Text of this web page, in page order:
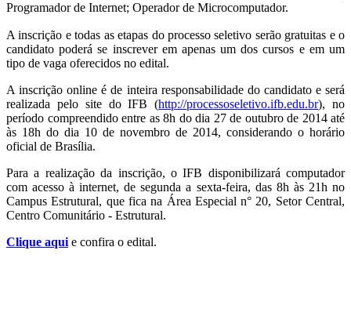
Programador de Internet; Operador de Microcomputador.
A inscrição e todas as etapas do processo seletivo serão gratuitas e o
candidato poderá se inscrever em apenas um dos cursos e em um
tipo de vaga oferecidos no edital.
A inscrição online é de inteira responsabilidade do candidato e será
realizada pelo site do IFB (http://processoseletivo.ifb.edu.br), no
período compreendido entre as 8h do dia 27 de outubro de 2014 até
às 18h do dia 10 de novembro de 2014, considerando o horário
oficial de Brasília.
Para a realização da inscrição, o IFB disponibilizará computador
com acesso à internet, de segunda a sexta-feira, das 8h às 21h no
Campus Estrutural, que fica na Área Especial n° 20, Setor Central,
Centro Comunitário - Estrutural.
Clique aqui e confira o edital.